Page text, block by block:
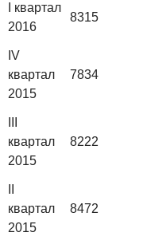
I квартал
2016
8315
IV
квартал
2015
7834
квартал
2015
8222
квартал
2015
8472